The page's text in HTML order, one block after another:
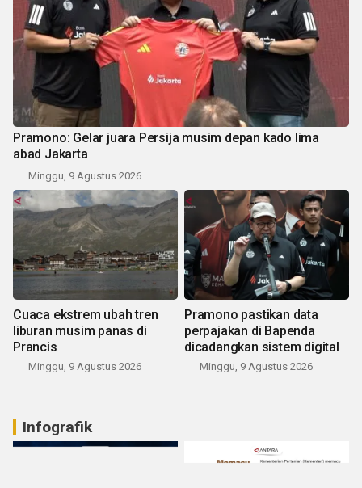
Pramono: Gelar juara Persija musim depan kado lima
abad Jakarta
Minggu, 9 Agustus 2026
Cuaca ekstrem ubah tren
liburan musim panas di
Prancis
Minggu, 9 Agustus 2026
Pramono pastikan data
perpajakan di Bapenda
dicadangkan sistem digital
Minggu, 9 Agustus 2026
Infografik